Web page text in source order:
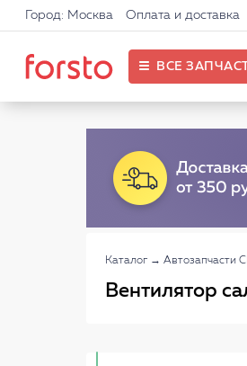
Город: Москва Оплата и доставка
ВСЕ
Каталог → Автозапчасти
Вентилятор